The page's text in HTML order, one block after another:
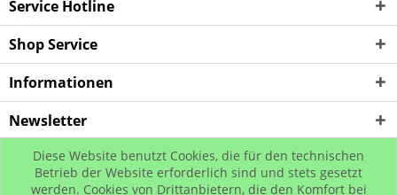
Service Hotline
Shop Service
Informationen
Newsletter
* Alle Preise inkl. gesetzl. Mehrwertsteuer zzgl. Versandkosten, wenn nicht
anders beschrieben
Diese Website benutzt Cookies, die für den technischen
Betrieb der Website erforderlich sind und stets gesetzt
werden. Cookies von Drittanbietern, die den Komfort bei